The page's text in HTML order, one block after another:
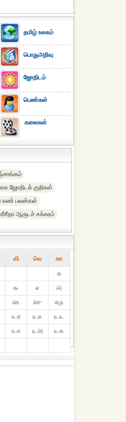
தமிழ் உலகம்
பொதுஅறிவு
ஜோதிடம்
பெண்கள்
கலைகள்
ஜோதிடக் குறிகள்
எண் பலன்கள்
ஆரூடச் சக்கரம்
வி வெ கா
௧
௬ ௭
௮
௰௩ ௰௪
௰௫
௨௰ ௨௧
௨௨
௨௭ ௨௮
௨௯